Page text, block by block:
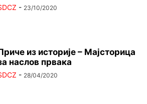
- 23/10/2020
из историје – Мајсторица
наслов првака
- 28/04/2020